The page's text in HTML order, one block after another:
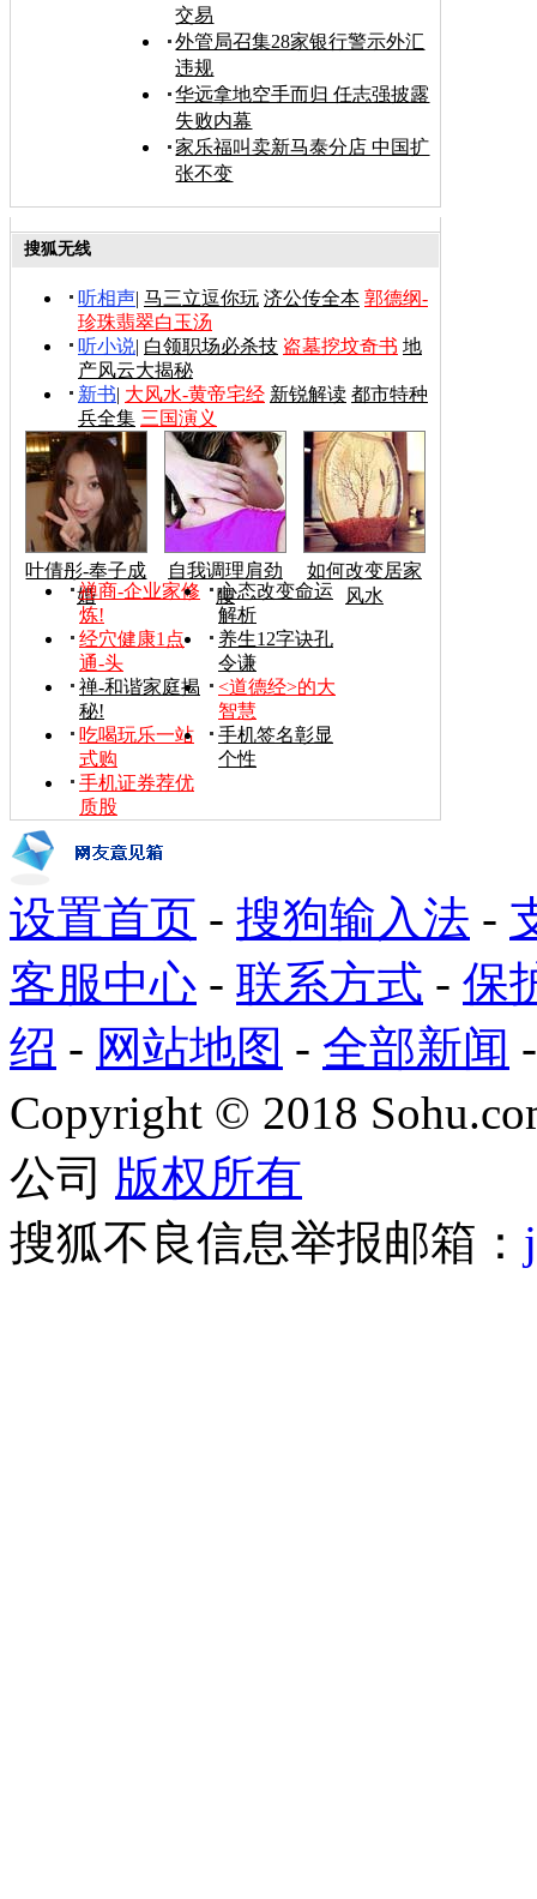
交易
外管局召集28家银行警示外汇
违规
华远拿地空手而归 任志强披露
失败内幕
家乐福叫卖新马泰分店 中国扩
张不变
搜狐无线
听相声| 马三立逗你玩 济公传全本 郭德纲-
珍珠翡翠白玉汤
听小说| 白领职场必杀技 盗墓挖坟奇书 地
产风云大揭秘
新书| 大风水-黄帝宅经 新锐解读 都市特种
兵全集 三国演义
叶倩彤-奉子成
婚
自我调理肩劲
腰
如何改变居家
风水
禅商-企业家修
炼!
心态改变命运
解析
经穴健康1点
通-头
养生12字诀孔
令谦
禅-和谐家庭揭
秘!
<道德经>的大
智慧
吃喝玩乐一站
式购
手机签名彰显
个性
手机证券荐优
质股
设置首页 - 搜狗输入法 -
客服中心 - 联系方式 - 保
绍 - 网站地图 - 全部新闻
Copyright © 2018
公司 版权所有
搜狐不良信息举报邮箱：